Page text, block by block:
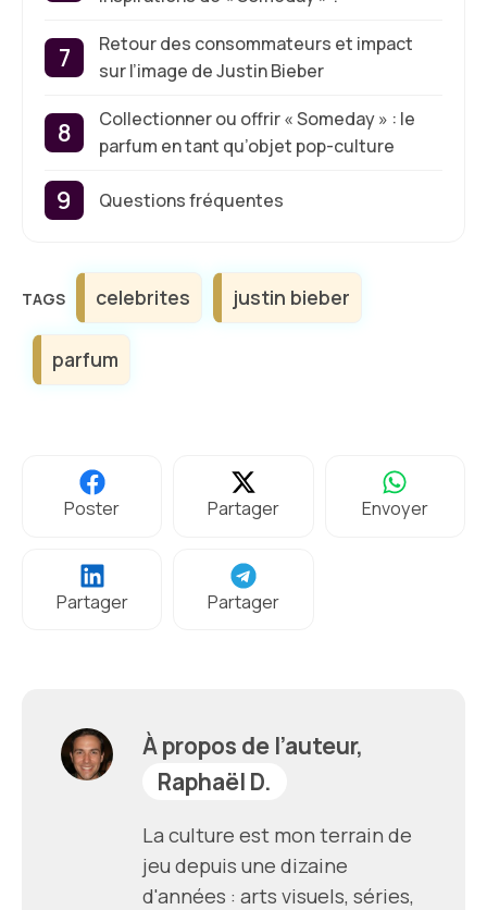
Retour des consommateurs et impact
sur l’image de Justin Bieber
Collectionner ou offrir « Someday » : le
parfum en tant qu’objet pop-culture
Questions fréquentes
Étiquettes
celebrites justin bieber
parfum
Poster Partager Envoyer
Partager Partager
À propos de l’auteur,
Raphaël D.
La culture est mon terrain de
jeu depuis une dizaine
d'années : arts visuels, séries,